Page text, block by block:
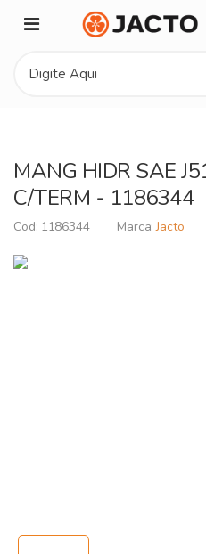
MANG HIDR SAE
C/TERM - 1186344
1186344 Jacto